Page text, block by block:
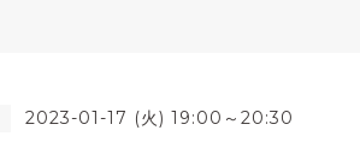
2023-01-17 (火) 19:00～20:30